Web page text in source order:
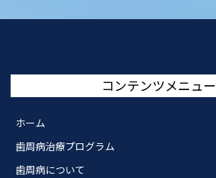
コンテンツメニュー
ホーム
歯周病治療プログラム
歯周病について